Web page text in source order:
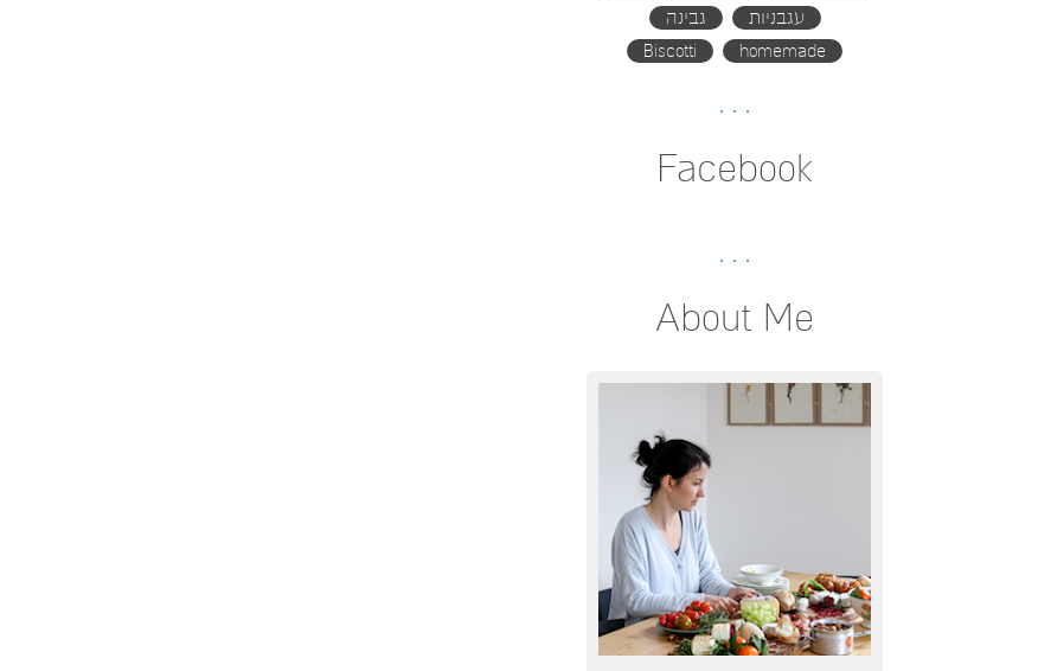
עגבניות
גבינה
homemade
Biscotti
Facebook
About Me